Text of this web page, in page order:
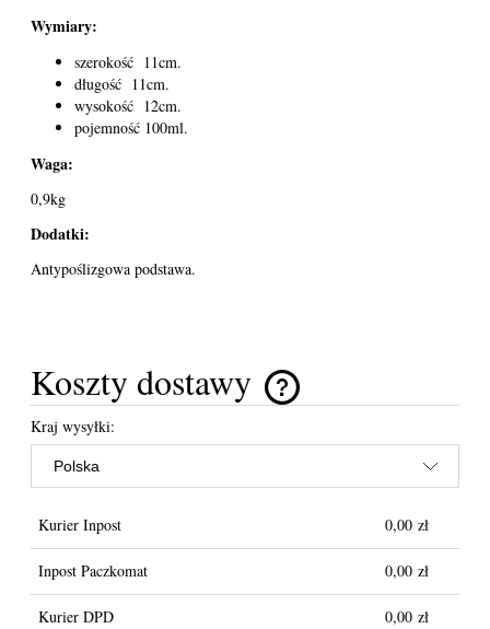
Wymiary:
szerokość 11cm.
długość 11cm.
wysokość 12cm.
pojemność 100ml.
Waga:
0,9kg
Dodatki:
Antypoślizgowa podstawa.
Koszty dostawy
Cena nie zawiera ewentualnych kosztów płatności
Kraj wysyłki:
Kurier Inpost 0,00 zł
Inpost Paczkomat 0,00 zł
Kurier DPD 0,00 zł